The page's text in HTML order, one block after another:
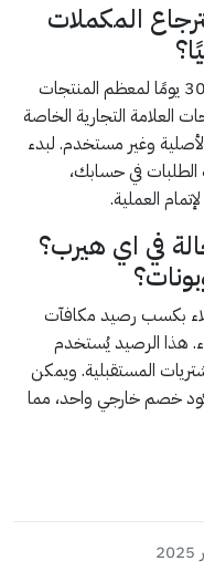
المكملات
يتيح اي هيرب فترة استرداد مالي تمتد حتى 30 يومًا لمعظم المنتجات
وتصل إلى 60 يومًا لمنتجات العلامة التجارية الخاصة
وغير مستخدم. لبدء
في حسابك،
العملية.
في اي هيرب؟
بكسب رصيد مكافآت
هذا الرصيد يُستخدم
المستقبلية. ويمكن
خصم خارجي واحد، مما